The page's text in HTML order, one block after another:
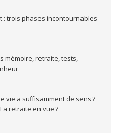
: trois phases incontournables
mémoire, retraite, tests,
vie a suffisamment de sens ?
retraite en vue ?